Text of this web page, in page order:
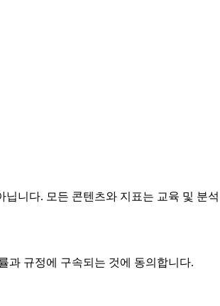
니다. 모든 콘텐츠와 지표는 교육 및 분
과 규정에 구속되는 것에 동의합니다.